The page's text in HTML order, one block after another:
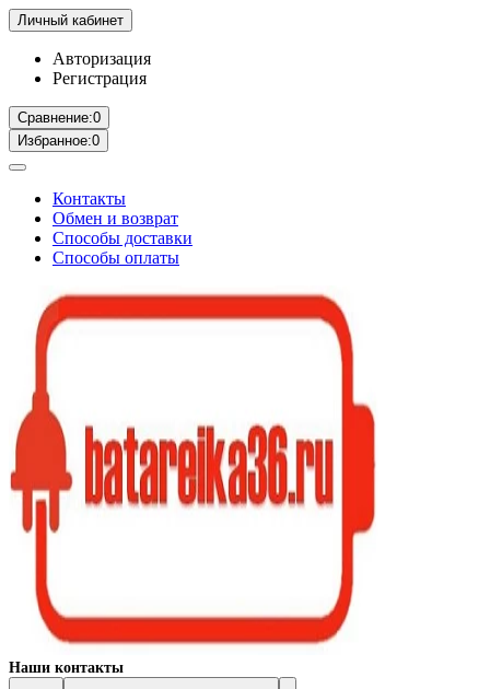
Личный кабинет
Авторизация
Регистрация
Сравнение:0
Избранное:0
Контакты
Обмен и возврат
Способы доставки
Способы оплаты
Наши контакты